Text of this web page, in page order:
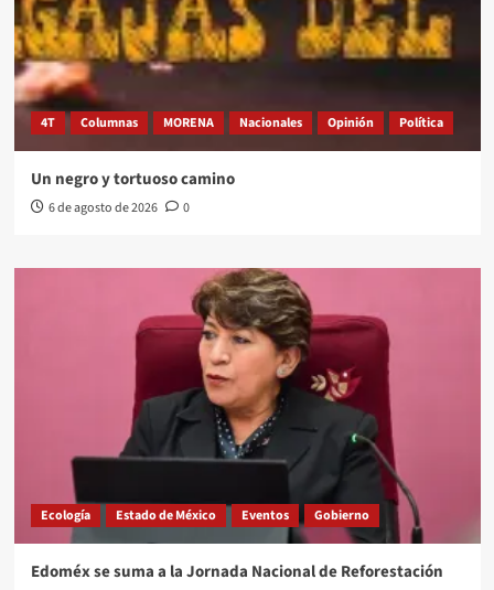
4T Columnas MORENA Nacionales Opinión Política
Un negro y tortuoso camino
6 de agosto de 2026 0
Ecología Estado de México Eventos Gobierno
Edoméx se suma a la Jornada Nacional de Reforestación